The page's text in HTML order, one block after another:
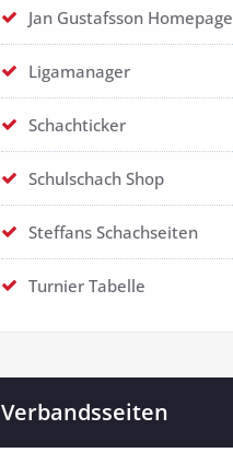
Jan Gustafsson Homepage
Ligamanager
Schachticker
Schulschach Shop
Steffans Schachseiten
Turnier Tabelle
Verbandsseiten